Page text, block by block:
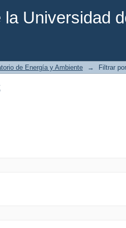
la Universidad
de Energía y Ambiente → Filtrar